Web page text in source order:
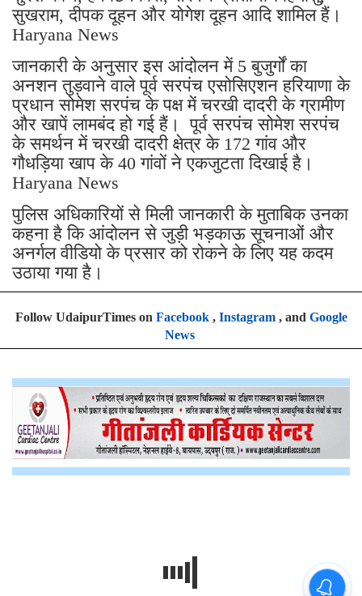
सुखराम, दीपक दूहन और योगेश दूहन आदि शामिल हैं।
Haryana News
जानकारी के अनुसार इस आंदोलन में 5 बुजुर्गों का
अनशन तुड़वाने वाले पूर्व सरपंच एसोसिएशन हरियाणा के
प्रधान सोमेश सरपंच के पक्ष में चरखी दादरी के ग्रामीण
और खापें लामबंद हो गई हैं। पूर्व सरपंच सोमेश सरपंच
के समर्थन में चरखी दादरी क्षेत्र के 172 गांव और
गौधड़िया खाप के 40 गांवों ने एकजुटता दिखाई है।
Haryana News
पुलिस अधिकारियों से मिली जानकारी के मुताबिक उनका
कहना है कि आंदोलन से जुड़ी भड़काऊ सूचनाओं और
अनर्गल वीडियो के प्रसार को रोकने के लिए यह कदम
उठाया गया है।
Follow UdaipurTimes on Facebook, Instagram, and Google
News